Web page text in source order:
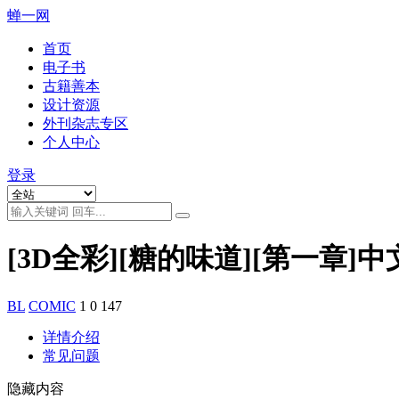
蝉一网
首页
电子书
古籍善本
设计资源
外刊杂志专区
个人中心
登录
[3D全彩][糖的味道][第一章]中
BL COMIC 1 0 147
详情介绍
常见问题
隐藏内容